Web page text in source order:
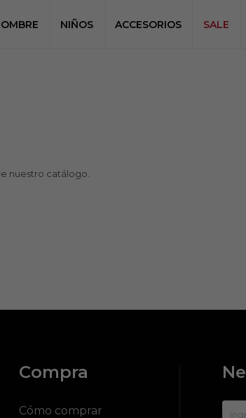
NIÑOS ACCESORIOS SALE
nuestro catálogo.
Compra
Cómo comprar